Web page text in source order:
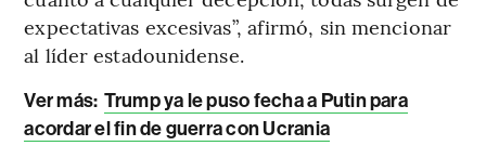
expectativas excesivas”, afirmó, sin mencionar
al líder estadounidense.
Ver más: Trump ya le puso fecha a Putin para
acordar el fin de guerra con Ucrania